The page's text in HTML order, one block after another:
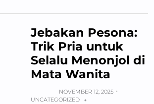
Jebakan Pesona:
Trik Pria untuk
Selalu Menonjol di
Mata Wanita
NOVEMBER 12, 2025
UNCATEGORIZED
+